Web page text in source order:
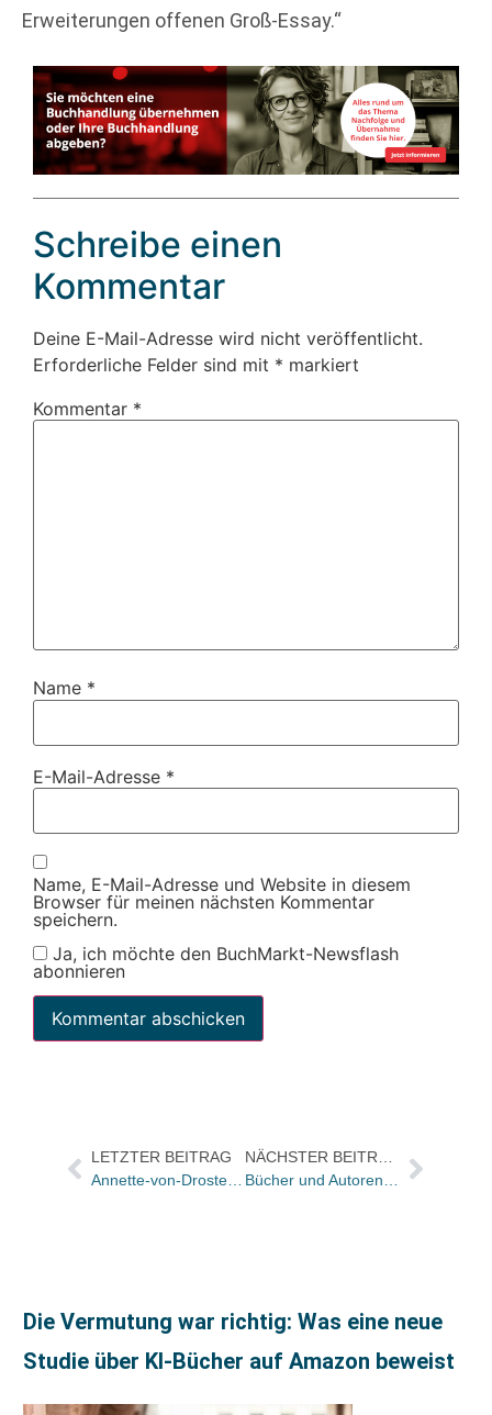
Erweiterungen offenen Groß-Essay.“
Schreibe einen
Kommentar
Deine E-Mail-Adresse wird nicht veröffentlicht.
Erforderliche Felder sind mit * markiert
Kommentar *
Name *
E-Mail-Adresse *
Name, E-Mail-Adresse und Website in diesem
Browser für meinen nächsten Kommentar
speichern.
Ja, ich möchte den BuchMarkt-Newsflash
abonnieren
LETZTER BEITRAG
Annette-von-Droste-Hülshoff-Preis an Cornelia Funke verliehen
Die Vermutung war richtig: Was eine neue
Studie über KI-Bücher auf Amazon beweist